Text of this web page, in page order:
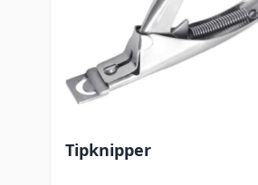
Tipknipper